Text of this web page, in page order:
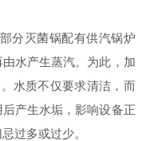
灭菌锅配有供汽锅炉
水产生蒸汽。为此，加
水质不仅要求清洁，而
产生水垢，影响设备正
过多或过少。